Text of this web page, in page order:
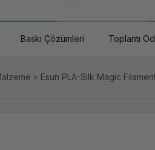
Baskı Çözümleri Toplantı
Esun PLA-Silk Magic